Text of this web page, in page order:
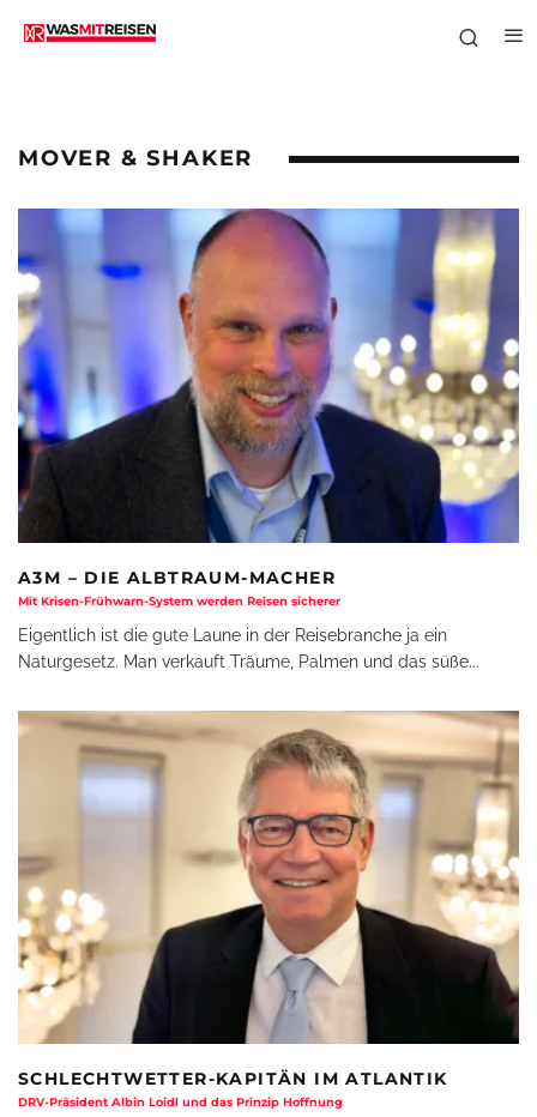
MOVER & SHAKER
A3M – DIE ALBTRAUM-MACHER
Mit Krisen-Frühwarn-System werden Reisen sicherer
Eigentlich ist die gute Laune in der Reisebranche ja ein
Naturgesetz. Man verkauft Träume, Palmen und das süße...
SCHLECHTWETTER-KAPITÄN IM ATLANTIK
DRV-Präsident Albin Loidl und das Prinzip Hoffnung